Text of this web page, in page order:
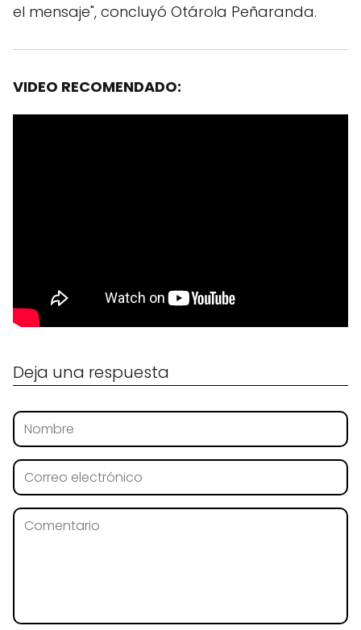
el mensaje", concluyó Otárola Peñaranda.
VIDEO RECOMENDADO:
Deja una respuesta